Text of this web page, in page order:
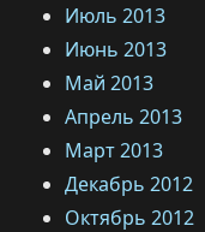
Июль 2013
Июнь 2013
Май 2013
Апрель 2013
Март 2013
Декабрь 2012
Октябрь 2012